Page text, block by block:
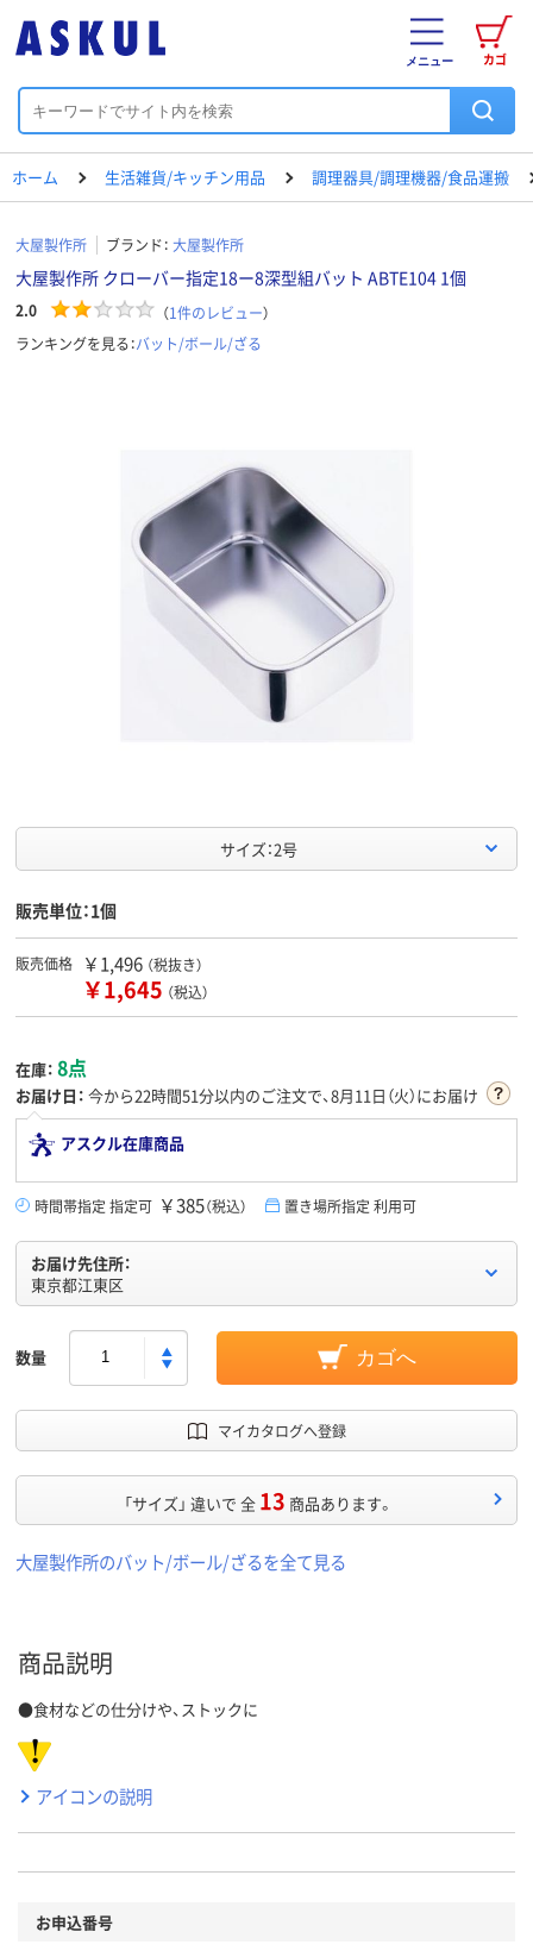
カゴ
メニュー
ホーム 生活雑貨/キッチン用品 調理器具/調理機器/食品運搬
大屋製作所 ブランド： 大屋製作所
大屋製作所 クローバー指定18ー8深型組バット ABTE104 1個
2.0 （1件のレビュー）
ランキングを見る：バット/ボール/ざる
サイズ：2号
販売単位：1個
販売価格 ￥1,496 （税抜き）
￥1,645 （税込）
在庫： 8点
お届け日： 今から22時間51分以内のご注文で、8月11日（火）にお届け
アスクル在庫商品
時間帯指定 指定可 ￥385（税込） 置き場所指定 利用可
お届け先住所：
東京都江東区
数量 カゴへ
マイカタログへ登録
「サイズ」 違いで 全 13 商品あります。
大屋製作所のバット/ボール/ざるを全て見る
商品説明
●食材などの仕分けや、ストックに
アイコンの説明
お申込番号